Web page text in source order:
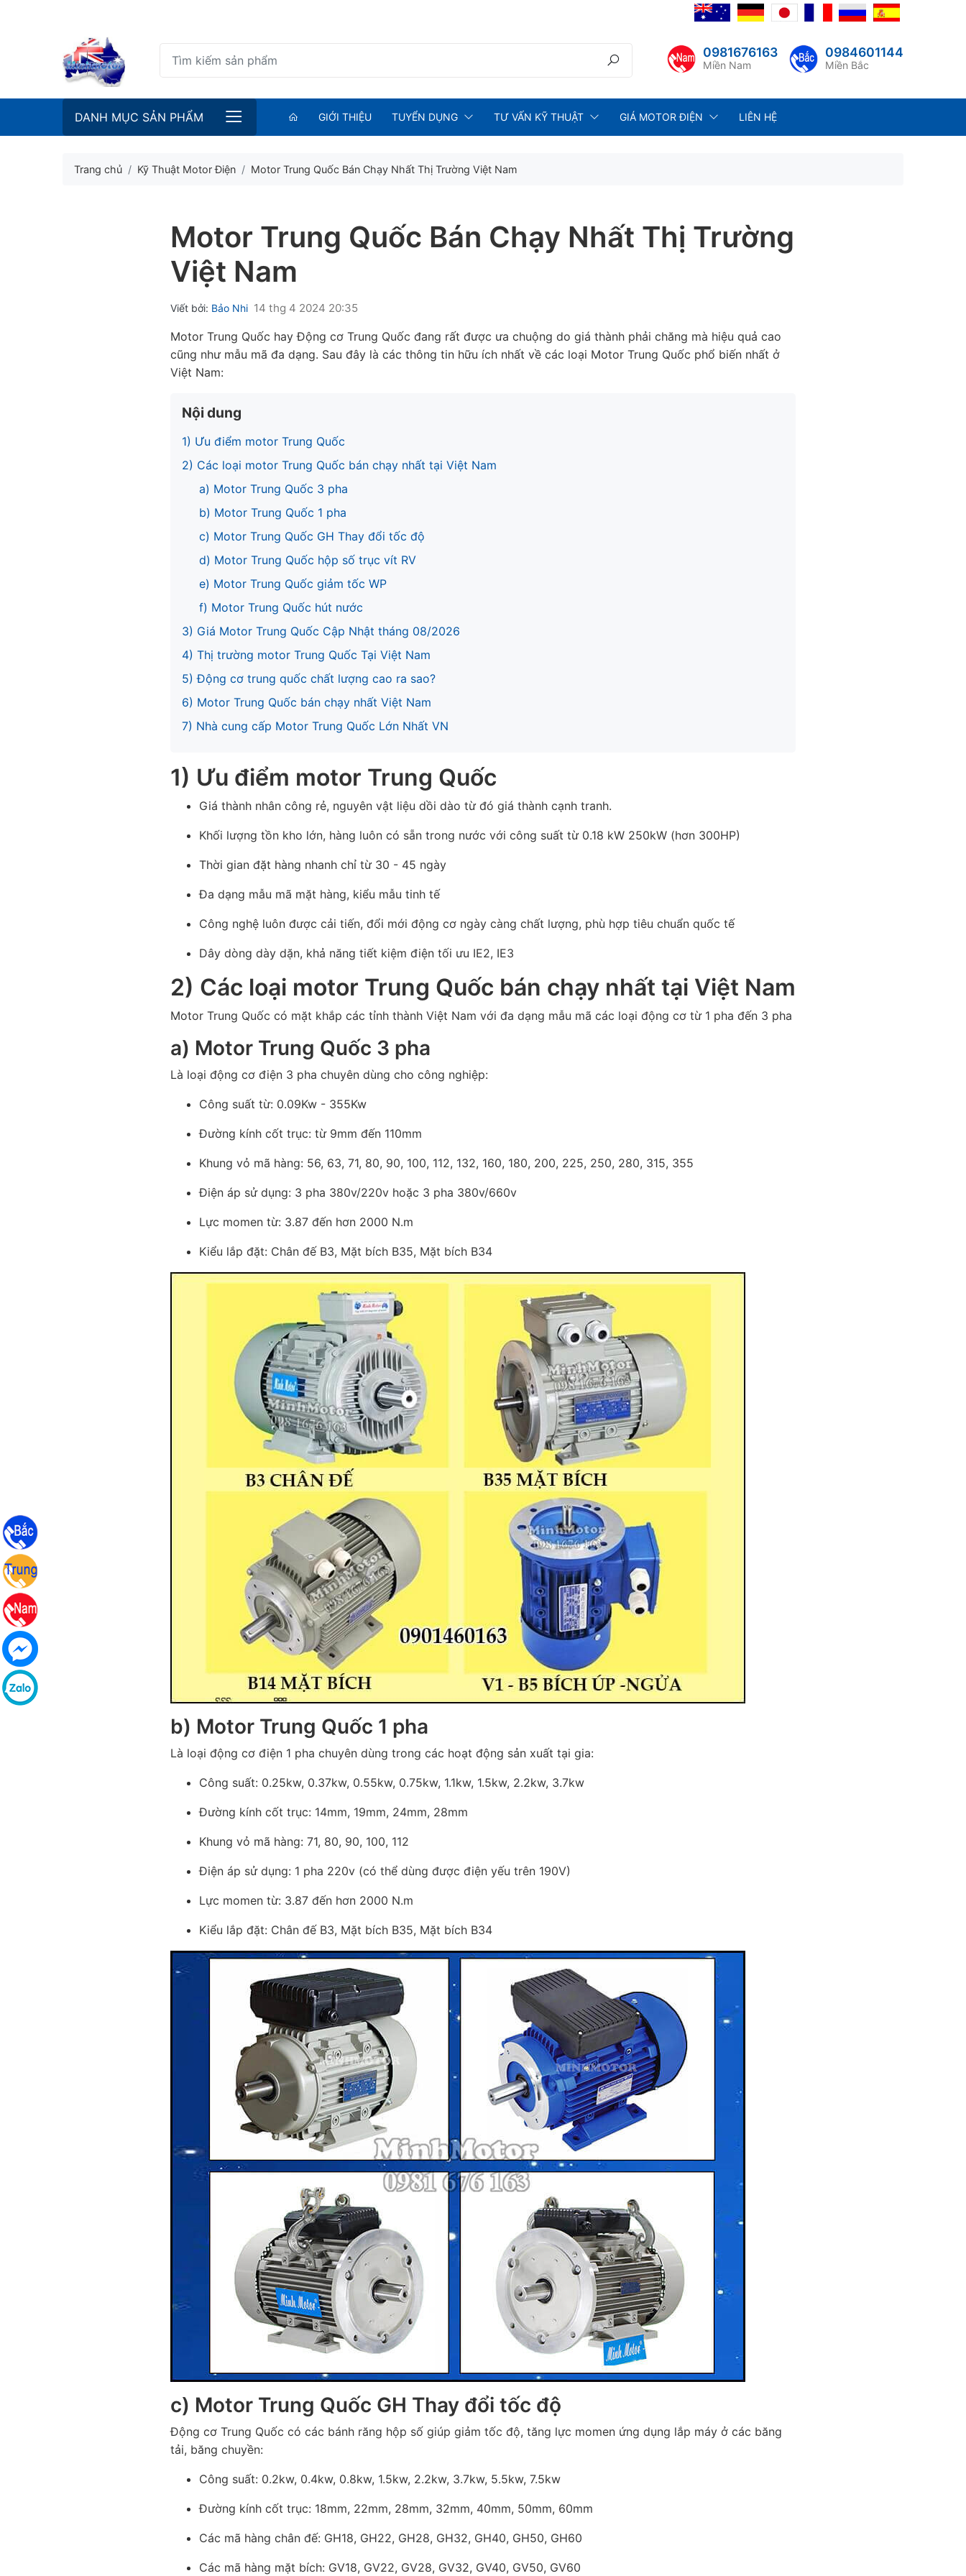
0981676163
Miền Nam
0984601144
Miền Bắc
DANH MỤC SẢN PHẨM GIỚI THIỆU TUYỂN DỤNG TƯ VẤN KỸ THUẬT GIÁ MOTOR ĐIỆN LIÊN HỆ
Trang chủ Kỹ Thuật Motor Điện Motor Trung Quốc Bán Chạy Nhất Thị Trường Việt Nam
Motor Trung Quốc Bán Chạy Nhất Thị Trường
Việt Nam
Viết bởi: Bảo Nhi 14 thg 4 2024 20:35
Motor Trung Quốc hay Động cơ Trung Quốc đang rất được ưa chuộng do giá thành phải chăng mà hiệu quả cao
cũng như mẫu mã đa dạng. Sau đây là các thông tin hữu ích nhất về các loại Motor Trung Quốc phổ biến nhất ở
Việt Nam:
Nội dung
1) Ưu điểm motor Trung Quốc
2) Các loại motor Trung Quốc bán chạy nhất tại Việt Nam
a) Motor Trung Quốc 3 pha
b) Motor Trung Quốc 1 pha
c) Motor Trung Quốc GH Thay đổi tốc độ
d) Motor Trung Quốc hộp số trục vít RV
e) Motor Trung Quốc giảm tốc WP
f) Motor Trung Quốc hút nước
3) Giá Motor Trung Quốc Cập Nhật tháng 08/2026
4) Thị trường motor Trung Quốc Tại Việt Nam
5) Động cơ trung quốc chất lượng cao ra sao?
6) Motor Trung Quốc bán chạy nhất Việt Nam
7) Nhà cung cấp Motor Trung Quốc Lớn Nhất VN
1) Ưu điểm motor Trung Quốc
Giá thành nhân công rẻ, nguyên vật liệu dồi dào từ đó giá thành cạnh tranh.
Khối lượng tồn kho lớn, hàng luôn có sẵn trong nước với công suất từ 0.18 kW 250kW (hơn 300HP)
Thời gian đặt hàng nhanh chỉ từ 30 - 45 ngày
Đa dạng mẫu mã mặt hàng, kiểu mẫu tinh tế
Công nghệ luôn được cải tiến, đổi mới động cơ ngày càng chất lượng, phù hợp tiêu chuẩn quốc tế
Dây dòng dày dặn, khả năng tiết kiệm điện tối ưu IE2, IE3
2) Các loại motor Trung Quốc bán chạy nhất tại Việt Nam
Motor Trung Quốc có mặt khắp các tỉnh thành Việt Nam với đa dạng mẫu mã các loại động cơ từ 1 pha đến 3 pha
a) Motor Trung Quốc 3 pha
Là loại động cơ điện 3 pha chuyên dùng cho công nghiệp:
Công suất từ: 0.09Kw - 355Kw
Đường kính cốt trục: từ 9mm đến 110mm
Khung vỏ mã hàng: 56, 63, 71, 80, 90, 100, 112, 132, 160, 180, 200, 225, 250, 280, 315, 355
Điện áp sử dụng: 3 pha 380v/220v hoặc 3 pha 380v/660v
Lực momen từ: 3.87 đến hơn 2000 N.m
Kiểu lắp đặt: Chân đế B3, Mặt bích B35, Mặt bích B34
b) Motor Trung Quốc 1 pha
Là loại động cơ điện 1 pha chuyên dùng trong các hoạt động sản xuất tại gia:
Công suất: 0.25kw, 0.37kw, 0.55kw, 0.75kw, 1.1kw, 1.5kw, 2.2kw, 3.7kw
Đường kính cốt trục: 14mm, 19mm, 24mm, 28mm
Khung vỏ mã hàng: 71, 80, 90, 100, 112
Điện áp sử dụng: 1 pha 220v (có thể dùng được điện yếu trên 190V)
Lực momen từ: 3.87 đến hơn 2000 N.m
Kiểu lắp đặt: Chân đế B3, Mặt bích B35, Mặt bích B34
c) Motor Trung Quốc GH Thay đổi tốc độ
Động cơ Trung Quốc có các bánh răng hộp số giúp giảm tốc độ, tăng lực momen ứng dụng lắp máy ở các băng
tải, băng chuyền:
Công suất: 0.2kw, 0.4kw, 0.8kw, 1.5kw, 2.2kw, 3.7kw, 5.5kw, 7.5kw
Đường kính cốt trục: 18mm, 22mm, 28mm, 32mm, 40mm, 50mm, 60mm
Các mã hàng chân đế: GH18, GH22, GH28, GH32, GH40, GH50, GH60
Các mã hàng mặt bích: GV18, GV22, GV28, GV32, GV40, GV50, GV60